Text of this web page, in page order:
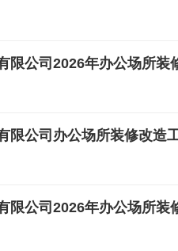
限公司2026年办公场所
限公司办公场所装修改造
限公司2026年办公场所